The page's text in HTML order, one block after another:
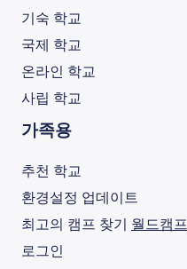
기숙 학교
국제 학교
온라인 학교
사립 학교
가족용
추천 학교
환경설정 업데이트
최고의 캠프 찾기 월드캠프
로그인